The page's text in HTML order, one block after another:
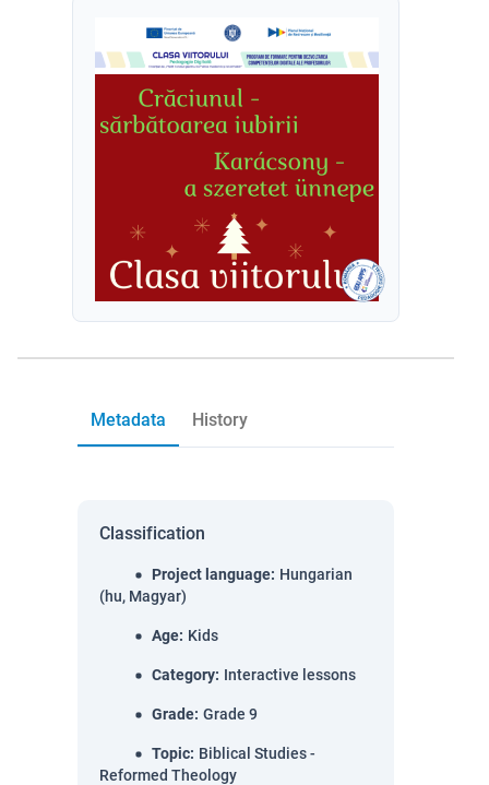
Metadata History
Classification
Project language: Hungarian
(hu, Magyar)
Age: Kids
Category: Interactive lessons
Grade: Grade 9
Topic: Biblical Studies -
Reformed Theology